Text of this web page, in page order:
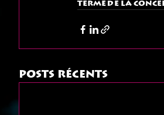
terme de la
Posts récents